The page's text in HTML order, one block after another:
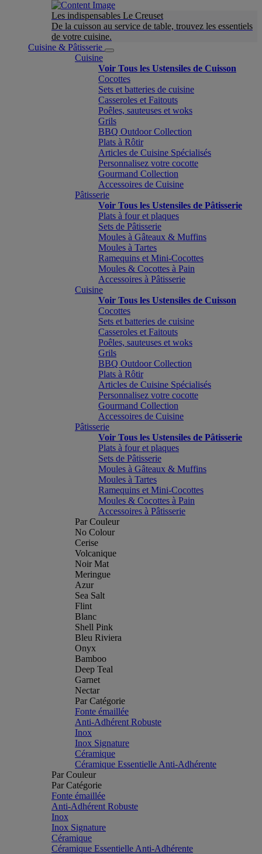
Les indispensables Le Creuset
De la cuisson au service de table, trouvez les essentiels
de votre cuisine.
Cuisine & Pâtisserie
Cuisine
Voir Tous les Ustensiles de Cuisson
Cocottes
Sets et batteries de cuisine
Casseroles et Faitouts
Poêles, sauteuses et woks
Grils
BBQ Outdoor Collection
Plats à Rôtir
Articles de Cuisine Spécialisés
Personnalisez votre cocotte
Gourmand Collection
Accessoires de Cuisine
Pâtisserie
Voir Tous les Ustensiles de Pâtisserie
Plats à four et plaques
Sets de Pâtisserie
Moules à Gâteaux & Muffins
Moules à Tartes
Ramequins et Mini-Cocottes
Moules & Cocottes à Pain
Accessoires à Pâtisserie
Cuisine
Voir Tous les Ustensiles de Cuisson
Cocottes
Sets et batteries de cuisine
Casseroles et Faitouts
Poêles, sauteuses et woks
Grils
BBQ Outdoor Collection
Plats à Rôtir
Articles de Cuisine Spécialisés
Personnalisez votre cocotte
Gourmand Collection
Accessoires de Cuisine
Pâtisserie
Voir Tous les Ustensiles de Pâtisserie
Plats à four et plaques
Sets de Pâtisserie
Moules à Gâteaux & Muffins
Moules à Tartes
Ramequins et Mini-Cocottes
Moules & Cocottes à Pain
Accessoires à Pâtisserie
Par Couleur
No Colour
Cerise
Volcanique
Noir Mat
Meringue
Azur
Sea Salt
Flint
Blanc
Shell Pink
Bleu Riviera
Onyx
Bamboo
Deep Teal
Garnet
Nectar
Par Catégorie
Fonte émaillée
Anti-Adhérent Robuste
Inox
Inox Signature
Céramique
Céramique Essentielle Anti-Adhérente
Par Couleur
Par Catégorie
Fonte émaillée
Anti-Adhérent Robuste
Inox
Inox Signature
Céramique
Céramique Essentielle Anti-Adhérente